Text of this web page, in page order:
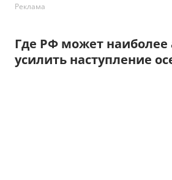
Реклама
Где РФ может наиболее
усилить наступление